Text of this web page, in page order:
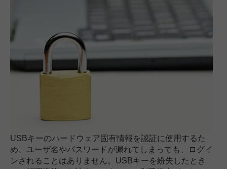
USBキーのハードウェア固有情報を認証に使用するた
め、ユーザ名やパスワードが漏れてしまっても、ログイ
ンされることはありません。USBキーを紛失したとき